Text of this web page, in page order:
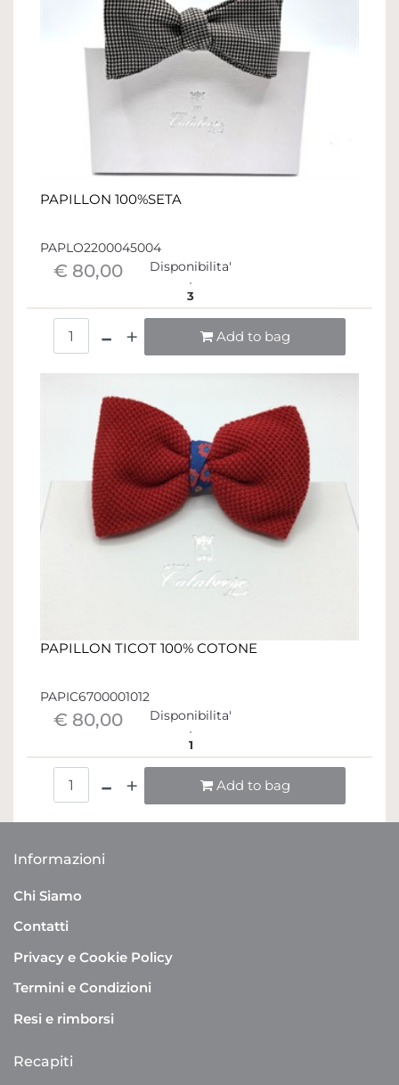
PAPILLON 100%SETA
PAPLO2200045004
€ 80,00 Disponibilita'
3
Add to bag
PAPILLON TICOT 100% COTONE
PAPIC6700001012
€ 80,00 Disponibilita'
1
Add to bag
Informazioni
Chi Siamo
Contatti
Privacy e Cookie Policy
Termini e Condizioni
Resi e rimborsi
Recapiti